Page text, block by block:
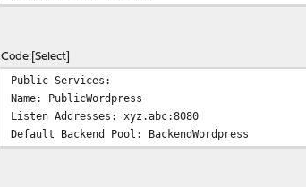
Code Select
Public Services:
Name: PublicWordpress
Listen Addresses: xyz.abc:8080
Default Backend Pool: BackendWordpress